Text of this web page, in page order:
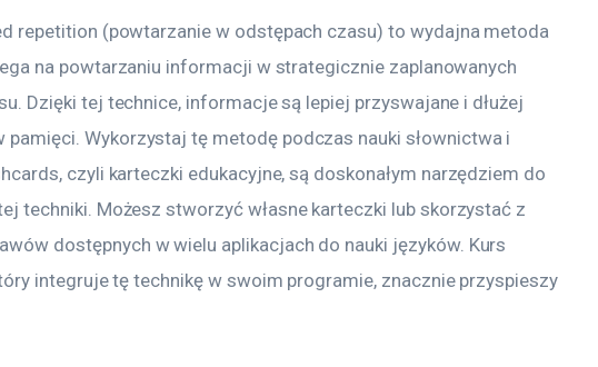
repetition (powtarzanie w odstępach czasu) to wydajna metoda
na powtarzaniu informacji w strategicznie zaplanowanych
Dzięki tej technice, informacje są lepiej przyswajane i dłużej
pamięci. Wykorzystaj tę metodę podczas nauki słownictwa i
czyli karteczki edukacyjne, są doskonałym narzędziem do
techniki. Możesz stworzyć własne karteczki lub skorzystać z
dostępnych w wielu aplikacjach do nauki języków. Kurs
integruje tę technikę w swoim programie, znacznie przyspieszy